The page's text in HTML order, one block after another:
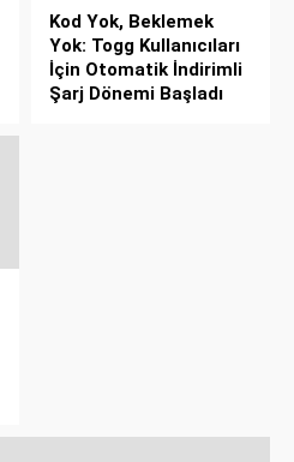
Kod Yok, Beklemek
Yok: Togg Kullanıcıları
İçin Otomatik İndirimli
Şarj Dönemi Başladı